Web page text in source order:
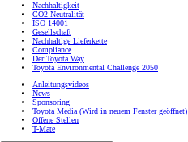
Nachhaltigkeit
CO2-Neutralität
ISO 14001
Gesellschaft
Nachhaltige Lieferkette
Compliance
Der Toyota Way
Toyota Environmental Challenge 2050
Anleitungsvideos
News
Sponsoring
Toyota Media(Wird in neuem Fenster geöffnet)
Offene Stellen
T-Mate